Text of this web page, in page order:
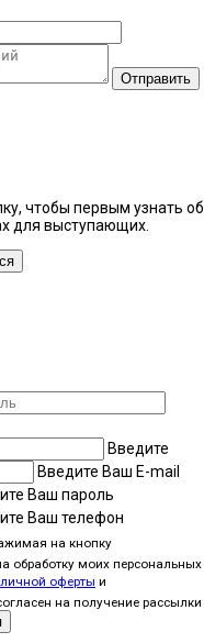
Отправить
чтобы первым узнать об
​для выступающих.
Введите
Введите Ваш E-mail
Ваш пароль
Ваш телефон
на кнопку
обработку моих персональных
оферты и
на получение рассылки